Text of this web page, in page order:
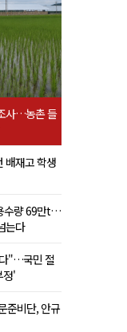
사…농촌 들
배재고 학생
수량 69만t…
는다
"…국민 절
정'
준비단, 안규